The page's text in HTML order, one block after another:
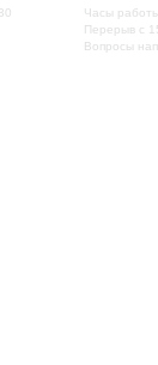
Часы
Перерыв с
Вопросы